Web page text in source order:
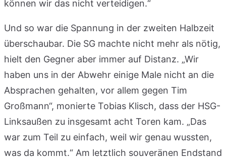
können wir das nicht verteidigen.“
Und so war die Spannung in der zweiten Halbzeit
überschaubar. Die SG machte nicht mehr als nötig,
hielt den Gegner aber immer auf Distanz. „Wir
haben uns in der Abwehr einige Male nicht an die
Absprachen gehalten, vor allem gegen Tim
Großmann“, monierte Tobias Klisch, dass der HSG-
Linksaußen zu insgesamt acht Toren kam. „Das
war zum Teil zu einfach, weil wir genau wussten,
was da kommt.“ Am letztlich souveränen Endstand